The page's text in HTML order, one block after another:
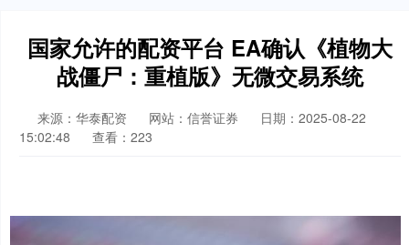
国家允许的配资平台 EA确认《植物大
战僵尸：重植版》无微交易系统
来源：华泰配资 网站：信誉证券
日期：2025-08-22
15:02:48
查看：223